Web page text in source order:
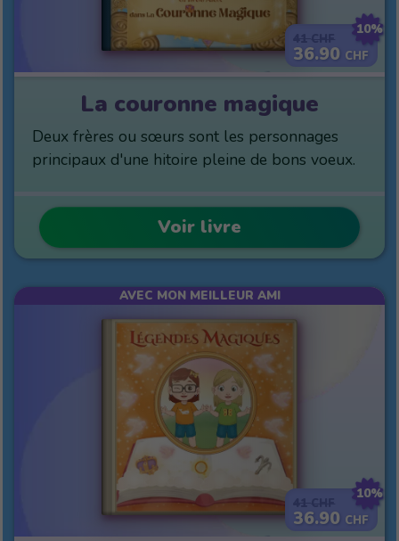
10%
36.90 CHF
La couronne magique
Deux frères ou sœurs sont les personnages
principaux d'une hitoire pleine de bons voeux.
Voir livre
10%
36.90 CHF
AVEC MON MEILLEUR AMI